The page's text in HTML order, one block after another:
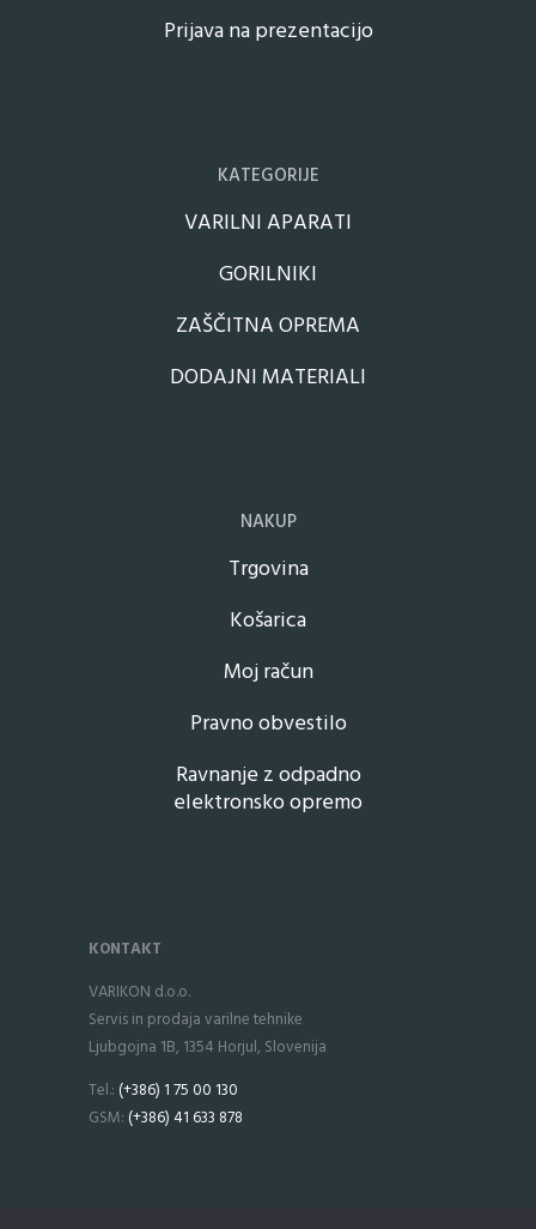
Prijava na prezentacijo
KATEGORIJE
VARILNI APARATI
GORILNIKI
ZAŠČITNA OPREMA
DODAJNI MATERIALI
NAKUP
Trgovina
Košarica
Moj račun
Pravno obvestilo
Ravnanje z odpadno
elektronsko opremo
KONTAKT
VARIKON d.o.o.
Servis in prodaja varilne tehnike
Ljubgojna 1B, 1354 Horjul, Slovenija
Tel.: (+386) 1 75 00 130
GSM: (+386) 41 633 878